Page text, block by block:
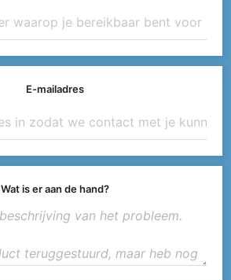
E-mailadres
Wat is er aan de hand?